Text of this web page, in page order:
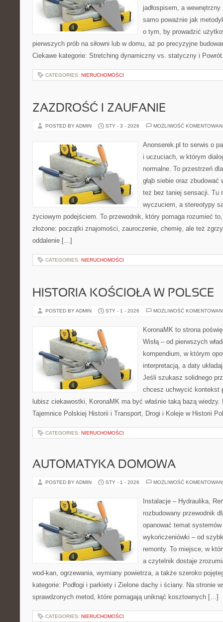
jadłospisem, a
samo poważnie jak
o tym, by prowadzić
pierwszych prób na siłowni lub w domu, aż po precyzyjne
Ciekawe kategorie: Stretching dynamiczny vs. statyczny i
CATEGORIES: NIERUCHOMOŚCI
ZAZDROŚĆ I ZAUFANIE
POSTED BY ADMIN STY - 3 - 2026 MOŻLIWOŚĆ
Anonserek.pl to serwis o
i uczuciach, w którym
normalne. To przestrzeń
głąb siebie oraz
też bez taniej sensacji. Tu
wyczuciem, a stereotypy
życiowym podejściem. To przewodnik, który pomaga rozumieć
złożone: początki znajomości, zauroczenie, chemię, ale też
oddalenie […]
CATEGORIES: NIERUCHOMOŚCI
HISTORIA KOŚCIOŁA W POLSCE
POSTED BY ADMIN STY - 1 - 2026 MOŻLIWOŚĆ
KoronaMK to strona
Wisłą – od pierwszych
kompendium, w którym
interpretacją, a daty
Jeśli szukasz solidnego
chcesz uchwycić kontekst
lubisz ciekawostki, KoronaMK ma być właśnie taką bazą wiedzy.
Tajemnice Polskiej Historii i Transport, Drogi i Koleje w Historii
CATEGORIES: NIERUCHOMOŚCI
AUTOMATYKA DOMOWA
POSTED BY ADMIN STY - 1 - 2026 MOŻLIWOŚĆ
Instalacje – Hydraulika,
rozbudowany przewodnik
opanować temat
wykończeniówki – od
remonty. To miejsce, w
a czytelnik dostaje
wod-kan, ogrzewania, wymiany powietrza, a także szeroko
kategorie: Podłogi i parkiety i Zielone dachy i ściany. Na stronie
sprawdzonych metod, które pomagają uniknąć kosztownych […]
CATEGORIES: NIERUCHOMOŚCI